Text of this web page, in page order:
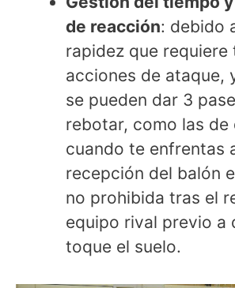
de reacción: debido
rapidez que requiere
acciones de ataque,
se pueden dar 3
rebotar, como las de
cuando te enfrentas
recepción del balón
no prohibida tras el
equipo rival previo a
toque el suelo.